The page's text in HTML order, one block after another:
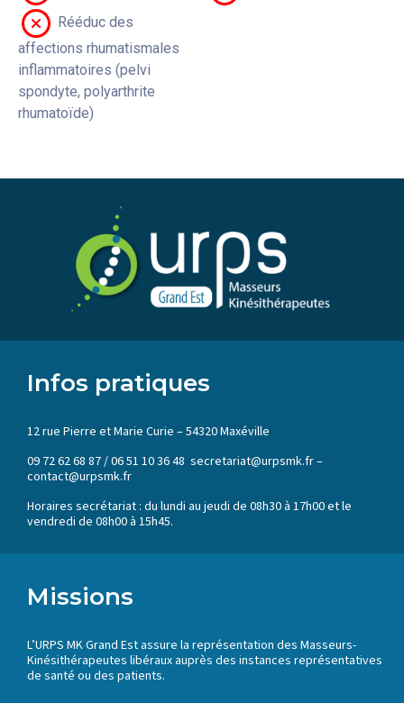
Rééduc des
affections rhumatismales
inflammatoires (pelvi
spondyte, polyarthrite
rhumatoïde)
Infos pratiques
12 rue Pierre et Marie Curie – 54320 Maxéville
09 72 62 68 87 / 06 51 10 36 48 secretariat@urpsmk.fr –
contact@urpsmk.fr
Horaires secrétariat : du lundi au jeudi de 08h30 à 17h00 et le
vendredi de 08h00 à 15h45.
Missions
L’URPS MK Grand Est assure la représentation des Masseurs-
Kinésithérapeutes libéraux auprès des instances représentatives
de santé ou des patients.